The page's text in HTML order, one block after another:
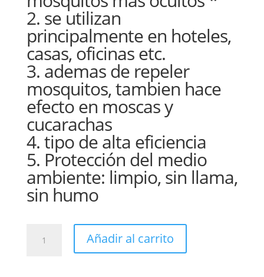
2. se utilizan
principalmente en hoteles,
casas, oficinas etc.
3. ademas de repeler
mosquitos, tambien hace
efecto en moscas y
cucarachas
4. tipo de alta eficiencia
5. Protección del medio
ambiente: limpio, sin llama,
sin humo
electronic
Añadir al carrito